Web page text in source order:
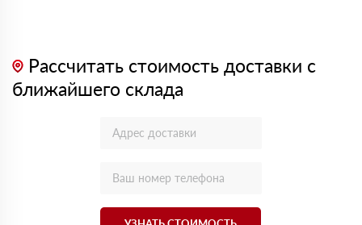
Рассчитать стоимость доставки с
ближайшего склада